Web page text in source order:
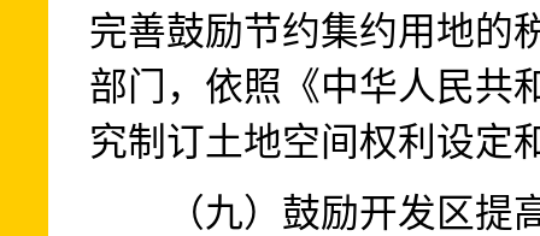
完善鼓励节约集约用地的
部门，依照《中华人民共
究制订土地空间权利设定
（九）鼓励开发区提高